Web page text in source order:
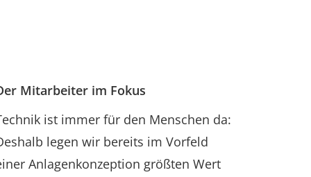
Mitarbeiter im Fokus
ist immer für den Menschen da:
legen wir bereits im Vorfeld
Anlagenkonzeption größten Wert